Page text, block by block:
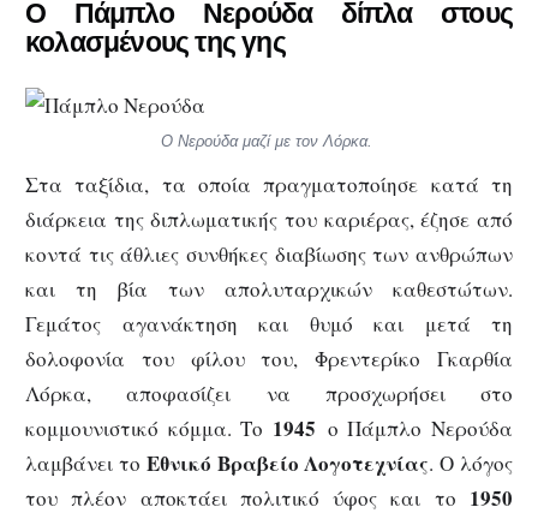
Ο Πάμπλο Νερούδα δίπλα στους
κολασμένους της γης
Ο Νερούδα μαζί με τον Λόρκα.
Στα ταξίδια, τα οποία πραγματοποίησε κατά τη
διάρκεια της διπλωματικής του καριέρας, έζησε από
κοντά τις άθλιες συνθήκες διαβίωσης των ανθρώπων
και τη βία των απολυταρχικών καθεστώτων.
Γεμάτος αγανάκτηση και θυμό και μετά τη
δολοφονία του φίλου του, Φρεντερίκο Γκαρθία
Λόρκα, αποφασίζει να προσχωρήσει στο
κομμουνιστικό κόμμα. Το 1945 ο Πάμπλο Νερούδα
λαμβάνει το Εθνικό Βραβείο Λογοτεχνίας. Ο λόγος
του πλέον αποκτάει πολιτικό ύφος και το 1950